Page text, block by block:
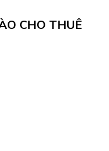
CHO THUÊ